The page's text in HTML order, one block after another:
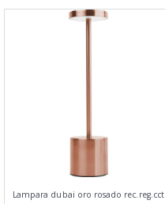
Lampara dubai oro rosado rec.reg.cct